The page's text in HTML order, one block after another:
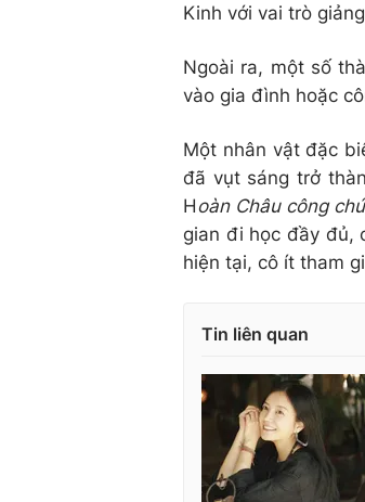
Kinh với vai trò
Ngoài ra, một số
vào gia đình hoặc
Một nhân vật đặc
đã vụt sáng trở
Hoàn Châu công
gian đi học đầy đủ,
hiện tại, cô ít tham
Tin liên quan